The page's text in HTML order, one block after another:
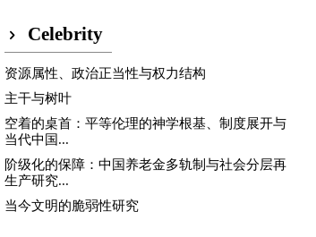
Celebrity
资源属性、政治正当性与权力结构
主干与树叶
空着的桌首：平等伦理的神学根基、制度展开与
当代中国...
阶级化的保障：中国养老金多轨制与社会分层再
生产研究...
当今文明的脆弱性研究